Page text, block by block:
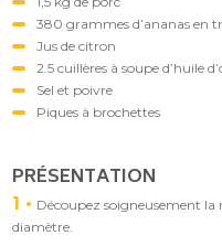
380 grammes d’ananas en
Jus de citron
2.5 cuillères à soupe d’huile
Sel et poivre
Piques à brochettes
PRÉSENTATION
1
Découpez soigneusement la
diamètre.